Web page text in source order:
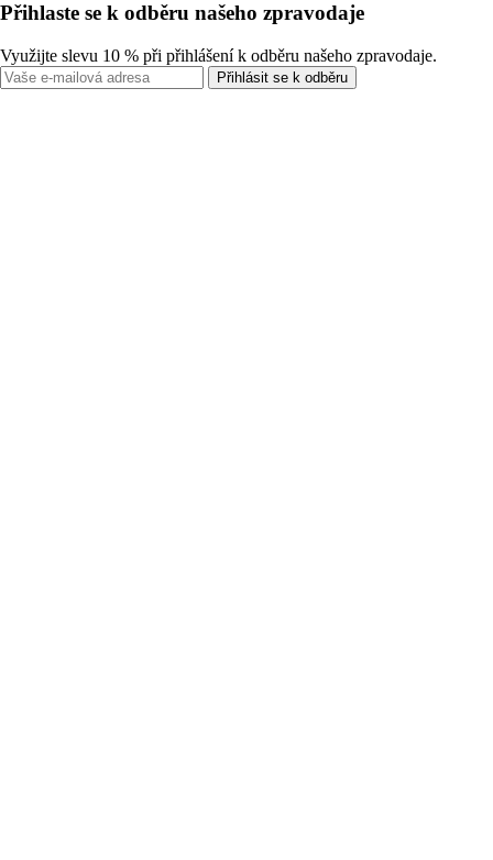
Přihlaste se k odběru našeho zpravodaje
Využijte slevu 10 % při přihlášení k odběru našeho zpravodaje.
Přihlásit se k odběru